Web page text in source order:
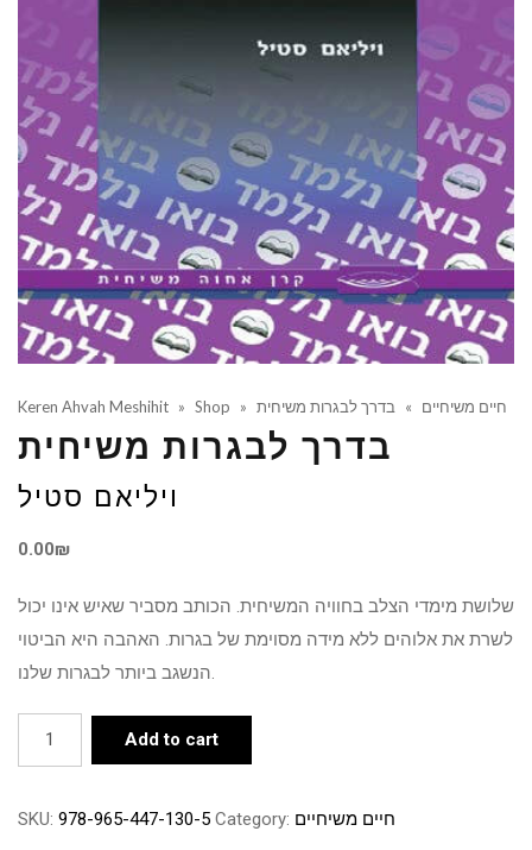
Keren Ahvah Meshihit » Shop » חיים משיחיים » בדרך לבגרות משיחית
בדרך לבגרות משיחית
ויליאם סטיל
0.00₪
שלושת מימדי הצלב בחוויה המשיחית. הכותב מסביר שאיש אינו יכול
לשרת את אלוהים ללא מידה מסוימת של בגרות. האהבה היא הביטוי
בדרך
לבגרות
quantity
Add to cart
SKU: 978-965-447-130-5 Category: חיים משיחיים